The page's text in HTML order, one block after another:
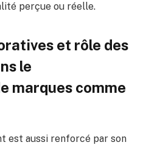
perçue ou réelle.
et rôle des
le
marques comme
est aussi renforcé par son